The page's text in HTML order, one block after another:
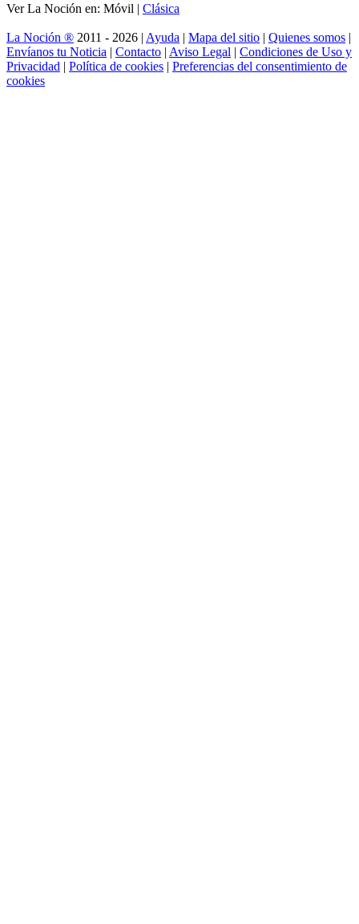
Ver La Noción en: Móvil | Clásica
La Noción ® 2011 - 2026 | Ayuda | Mapa del sitio | Quienes somos |
Envíanos tu Noticia | Contacto | Aviso Legal | Condiciones de Uso y
Privacidad | Política de cookies | Preferencias del consentimiento de
cookies